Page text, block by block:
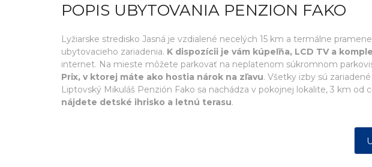
POPIS UBYTOVANIA PENZION FAKO
Lyžiarske stredisko Jasná je vzdialené necelých 15 km a termálne
ubytovacieho zariadenia. K dispozícii je vám kúpeľňa, LCD TV a
internet. Na mieste môžete parkovať na neplatenom súkromnom
Prix, v ktorej máte ako hostia nárok na zľavu. Všetky izby sú
Liptovský Mikuláš Penzión Fako sa nachádza v pokojnej lokalite, 3 km
nájdete detské ihrisko a letnú terasu.